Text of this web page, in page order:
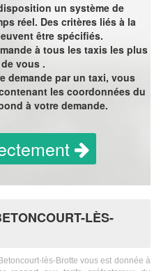
un système de
réel. Des critères liés à la
être spécifiés.
à tous les taxis les plus
vous .
demande par un taxi, vous
les coordonnées du
à votre demande.
LÈS-
lès-Brotte vous est donnée à